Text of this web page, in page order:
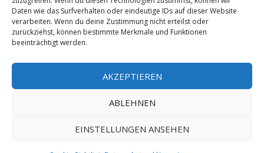
Daten wie das Surfverhalten oder eindeutige IDs auf dieser Website
verarbeiten. Wenn du deine Zustimmung nicht erteilst oder
zurückziehst, können bestimmte Merkmale und Funktionen
beeinträchtigt werden.
AKZEPTIEREN
ABLEHNEN
EINSTELLUNGEN ANSEHEN
Vermisst
Waffen